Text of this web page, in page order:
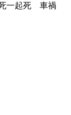
一起死 車禍